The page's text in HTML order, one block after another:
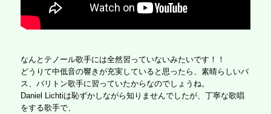
なんとテノール歌手には全然習っていないみたいです！！
どうりて中低音の響きが充実していると思ったら、素晴らしいバ
ス、バリトン歌手に習っていたからなのでしょうね。
Daniel Lichtiは恥ずかしながら知りませんでしたが、丁寧な歌唱
をする歌手で、